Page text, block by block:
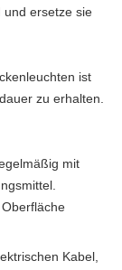
und ersetze sie
ist
zu erhalten.
mit
Kabel,